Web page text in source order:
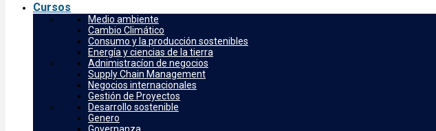
Cursos
Medio ambiente
Cambio Climático
Consumo y la producción sostenibles
Energía y ciencias de la tierra
Adnimistracíon de negocios
Supply Chain Management
Negocios internacionales
Gestión de Proyectos
Desarrollo sostenible
Genero